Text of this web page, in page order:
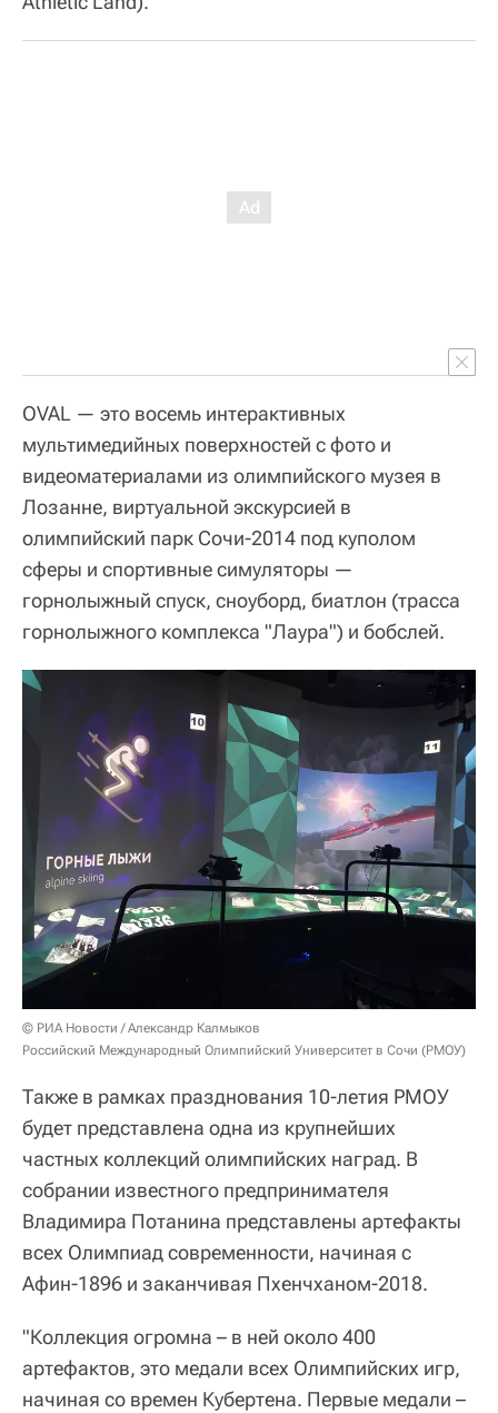
OVAL — это восемь интерактивных
мультимедийных поверхностей с фото и
видеоматериалами из олимпийского музея в
Лозанне, виртуальной экскурсией в
олимпийский парк Сочи-2014 под куполом
сферы и спортивные симуляторы —
горнолыжный спуск, сноуборд, биатлон (трасса
горнолыжного комплекса "Лаура") и бобслей.
© РИА Новости / Александр Калмыков
Российский Международный Олимпийский Университет в Сочи (РМОУ)
Также в рамках празднования 10-летия РМОУ
будет представлена одна из крупнейших
частных коллекций олимпийских наград. В
собрании известного предпринимателя
Владимира Потанина представлены артефакты
всех Олимпиад современности, начиная с
Афин-1896 и заканчивая Пхенчханом-2018.
"Коллекция огромна – в ней около 400
артефактов, это медали всех Олимпийских игр,
начиная со времен Кубертена. Первые медали –